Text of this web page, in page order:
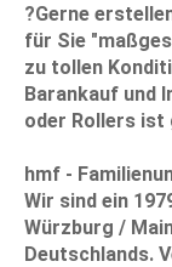
?Gerne
für Sie
zu tollen
Barankauf und
oder Rollers ist
hmf -
Wir sind ein
Würzburg /
Deutschlands.